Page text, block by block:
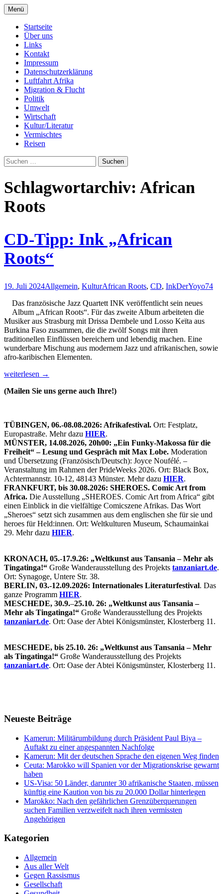
Zum
Inhalt
springen
AFRICA live
Afrika
Menü
Startseite
Über uns
Links
Kontakt
Impressum
Datenschutzerklärung
Luftfahrt Afrika
Migration & Flucht
Politik
Umwelt
Wirtschaft
Kultur/Literatur
Vermischtes
Reisen
Suchen
nach:
Schlagwortarchiv: African
Roots
CD-Tipp: Ink „African
Roots“
19. Juli 2024Allgemein, KulturAfrican Roots, CD, InkDerYoyo74
Das französische Jazz Quartett INK veröffentlicht sein neues
Album „African Roots“. Für das zweite Album arbeiteten die
Musiker aus Strasburg mit Drissa Dembele und Losso Keïta aus
Burkina Faso zusammen, die die zwölf Songs mit ihren
traditionellen Einflüssen bereichern und lebendig machen. Eine
wunderbare Mischung aus modernem Jazz und afrikanischen, sowie
afro-karibischen Elementen.
CD-
Ink
weiterlesen →
(Mailen Sie uns gerne auch Ihre!)
TÜBINGEN, 06.-08.08.2026: Afrikafestival. Ort: Festplatz,
Europastraße. Mehr dazu HIER.
MÜNSTER, 14.08.2026, 20h00: „Ein Funky-Makossa für die
Freiheit“ – Lesung und Gespräch mit Max Lobe. Moderation
und Übersetzung (Französisch/Deutsch): Joyce Noufélé. –
Veranstaltung im Rahmen der PrideWeeks 2026. Ort: Black Box,
Achtermannstr. 10-12, 48143 Münster. Mehr dazu HIER.
FRANKFURT, bis 30.08.2026: SHEROES. Comic Art from
Africa. Die Ausstellung „SHEROES. Comic Art from Africa“ gibt
einen Einblick in die vielfältige Comicszene Afrikas. Das Wort
„Sheroes“ setzt sich zusammen aus dem englischen she für sie und
heroes für Held:innen. Ort: Weltkulturen Museum, Schaumainkai
29. Mehr dazu HIER.
KRONACH, 05.-17.9.26: „Weltkunst aus Tansania – Mehr als
Tingatinga!“ Große Wanderausstellung des Projekts tanzaniart.de.
Ort: Synagoge, Untere Str. 38.
BERLIN, 03.-12.09.2026: Internationales Literaturfestival. Das
ganze Programm HIER.
MESCHEDE, 30.9.–25.10. 26: „Weltkunst aus Tansania –
Mehr als Tingatinga!“ Große Wanderausstellung des Projekts
tanzaniart.de. Ort: Oase der Abtei Königsmünster, Klosterberg 11.
MESCHEDE, bis 25.10. 26: „Weltkunst aus Tansania – Mehr
als Tingatinga!“ Große Wanderausstellung des Projekts
tanzaniart.de. Ort: Oase der Abtei Königsmünster, Klosterberg 11.
Neueste Beiträge
Kamerun: Militärumbildung durch Präsident Paul Biya –
Auftakt zu einer angespannten Nachfolge
Kamerun: Mit der deutschen Sprache den eigenen Weg finden
Ceuta: Marokko will Spanien vor der Migrationskrise gewarnt
haben
US-Visa: 50 Länder, darunter 30 afrikanische Staaten, müssen
künftig eine Kaution von bis zu 20.000 Dollar hinterlegen
Marokko: Nach den gefährlichen Grenzüberquerungen
suchen Familien verzweifelt nach ihren vermissten
Angehörigen
Kategorien
Allgemein
Aus aller Welt
Gegen Rassismus
Gesellschaft